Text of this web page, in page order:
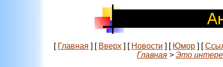
[ Главная ] [ Вверх ] [ Новости ] [ Юмор ] [
Главная > Это